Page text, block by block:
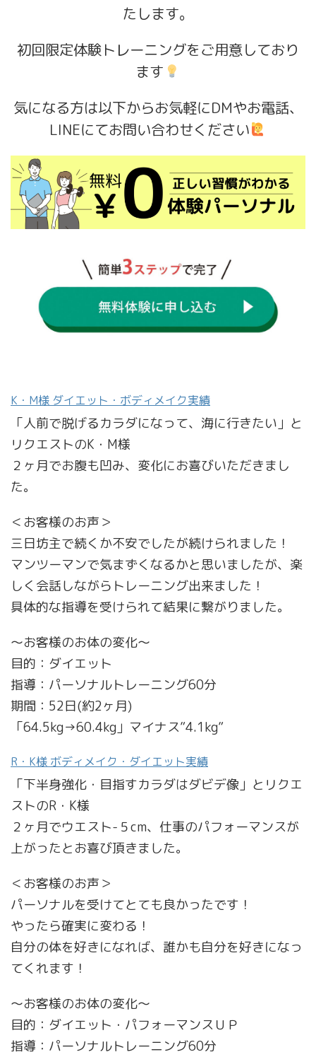
たします。
初回限定体験トレーニングをご用意しており
ます
気になる方は以下からお気軽にDMやお電話、
LINEにてお問い合わせください
K・M様 ダイエット・ボディメイク実績
「人前で脱げるカラダになって、海に行きたい」と
リクエストのK・M様
２ヶ月でお腹も凹み、変化にお喜びいただきまし
た。
＜お客様のお声＞
三日坊主で続くか不安でしたが続けられました！
マンツーマンで気まずくなるかと思いましたが、楽
しく会話しながらトレーニング出来ました！
具体的な指導を受けられて結果に繋がりました。
～お客様のお体の変化～
目的：ダイエット
指導：パーソナルトレーニング60分
期間：52日(約2ヶ月)
「64.5kg→60.4kg」マイナス”4.1kg”
R・K様 ボディメイク・ダイエット実績
「下半身強化・目指すカラダはダビデ像」とリクエ
ストのR・K様
２ヶ月でウエスト-５cm、仕事のパフォーマンスが
上がったとお喜び頂きました。
＜お客様のお声＞
パーソナルを受けてとても良かったです！
やったら確実に変わる！
自分の体を好きになれば、誰かも自分を好きになっ
てくれます！
～お客様のお体の変化～
目的：ダイエット・パフォーマンスＵＰ
指導：パーソナルトレーニング60分